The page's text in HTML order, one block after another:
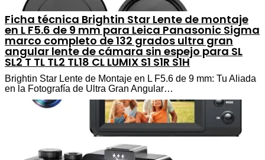
Ficha técnica Brightin Star Lente de montaje
en L F5.6 de 9 mm para Leica Panasonic Sigma
marco completo de 132 grados ultra gran
angular lente de cámara sin espejo para SL
SL2 T TL TL2 TL18 CL LUMIX S1 S1R S1H
Brightin Star Lente de Montaje en L F5.6 de 9 mm: Tu Aliada
en la Fotografía de Ultra Gran Angular…